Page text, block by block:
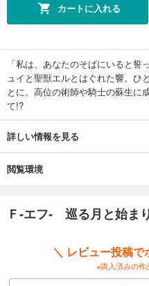
カートに入れる
「私は、あなたのそばにいると
ュイと聖獣エルとはぐれた響。ひ
とに。高位の術師や騎士の蘇生に
て!?
詳しい情報を見る
閲覧環境
Ｆ‐エフ‐ 巡る月と始ま
＼ レビュー投稿
※購入済みの作